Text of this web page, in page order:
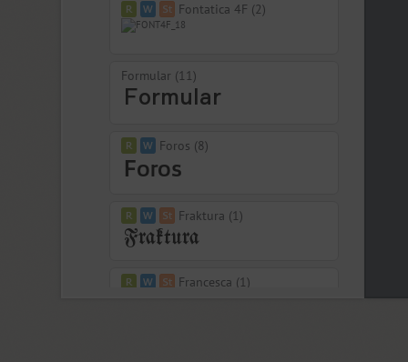
Fontatica 4F (2)
Formular (11)
Foros (8)
Fraktura (1)
Francesca (1)